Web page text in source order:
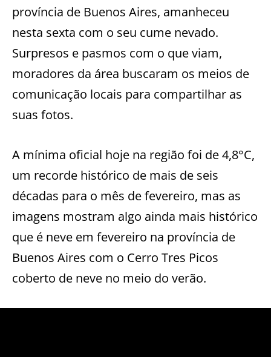
província de Buenos Aires, amanheceu
nesta sexta com o seu cume nevado.
Surpresos e pasmos com o que viam,
moradores da área buscaram os meios de
comunicação locais para compartilhar as
suas fotos.
A mínima oficial hoje na região foi de 4,8°C,
um recorde histórico de mais de seis
décadas para o mês de fevereiro, mas as
imagens mostram algo ainda mais histórico
que é neve em fevereiro na província de
Buenos Aires com o Cerro Tres Picos
coberto de neve no meio do verão.